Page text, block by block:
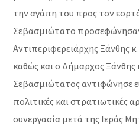
την αγάπη του προς τον
Σεβασμιώτατο
Αντιπεριφερειάρχης Ξάνθης
καθώς και ο Δήμαρχος
Σεβασμιώτατος αντιφώνησε
πολιτικές και στρατιωτικές
συνεργασία μετά της Ιεράς